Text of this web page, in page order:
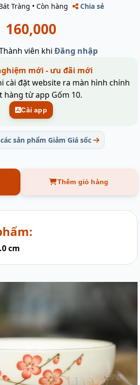
Tràng • Còn hàng Chia sẻ
160,000
viên khi Đăng nhập
mới - ưu đãi mới
cài đặt website ra màn hình chính
hàng từ app Gốm 10.
Cài app
sản phẩm Giảm Giá sốc
Thêm giỏ hàng
cm